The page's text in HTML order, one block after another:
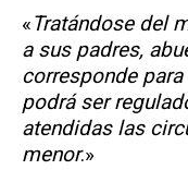
«Tratándose del
a sus padres,
corresponde
podrá ser
atendidas las
menor.»